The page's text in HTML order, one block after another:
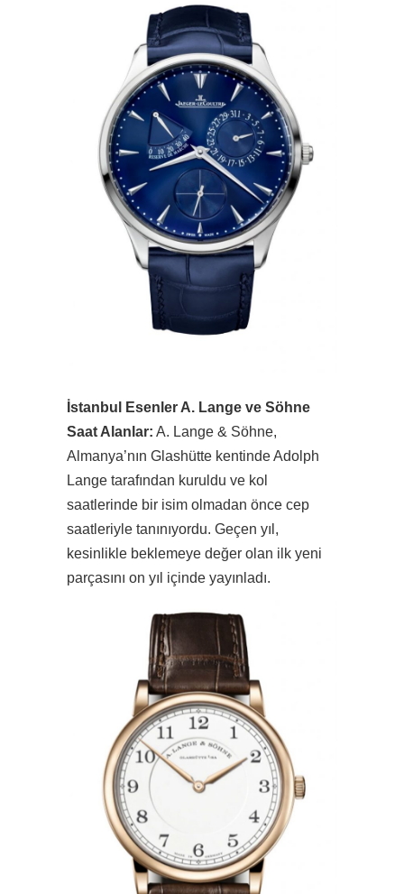
İstanbul Esenler A. Lange ve Söhne
Saat Alanlar: A. Lange & Söhne,
Almanya’nın Glashütte kentinde Adolph
Lange tarafından kuruldu ve kol
saatlerinde bir isim olmadan önce cep
saatleriyle tanınıyordu. Geçen yıl,
kesinlikle beklemeye değer olan ilk yeni
parçasını on yıl içinde yayınladı.